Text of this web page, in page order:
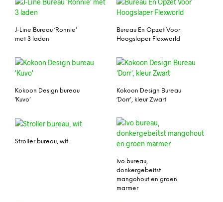
J-Line Bureau ‘Ronnie’
met 3 laden
Bureau En Opzet Voor
Hoogslaper Flexworld
Kokoon Design bureau
‘Kuvo’
Kokoon Design Bureau
‘Dorr’, kleur Zwart
Stroller bureau, wit
Ivo bureau,
donkergebeitst
mangohout en groen
marmer